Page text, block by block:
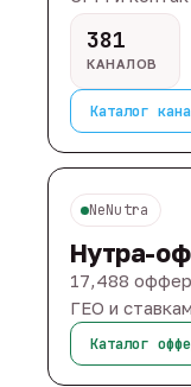
381
КАНАЛОВ
Каталог
NeNutra
Нутра-
17,488
ГЕО и
Каталог